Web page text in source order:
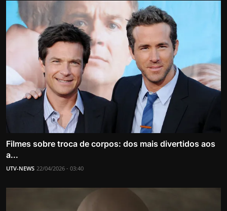
Filmes sobre troca de corpos: dos mais divertidos aos
a...
UTV-NEWS 22/04/2026 - 03:40